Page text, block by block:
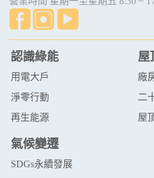
認識綠能
用電大戶
淨零行動
再生能源
屋
廠
二
屋
氣候變遷
SDGs永續發展